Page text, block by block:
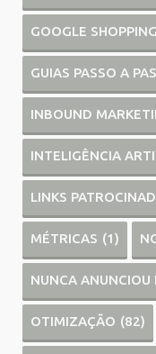
GOOGLE SHOPPING
GUIAS PASSO A
INBOUND
INTELIGÊNCIA
LINKS
MÉTRICAS (1)
NUNCA ANUNCIOU
OTIMIZAÇÃO (82)